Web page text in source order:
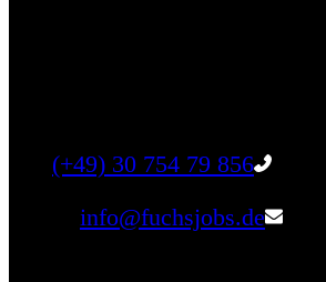
(+49) 30 754 79 856
info@fuchsjobs.de